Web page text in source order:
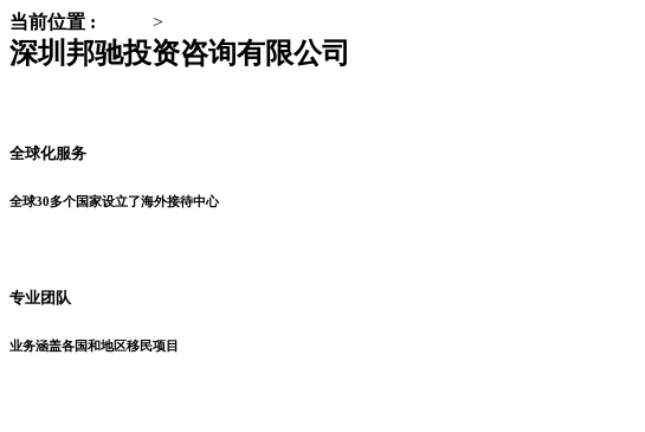
当前位置 : >
深圳邦驰投资咨询有限公司
全球化服务
全球30多个国家设立了海外接待中心
专业团队
业务涵盖各国和地区移民项目